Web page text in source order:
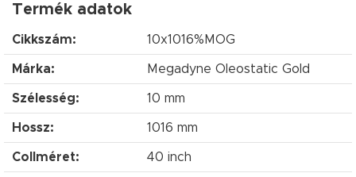
Termék adatok
Cikkszám: 10x1016%MOG
Márka: Megadyne Oleostatic Gold
Szélesség: 10 mm
Hossz: 1016 mm
Collméret: 40 inch